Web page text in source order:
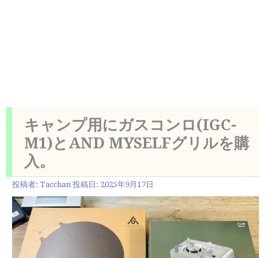
キャンプ用にガスコンロ(IGC-
M1)とAND MYSELFグリルを購
入。
投稿者: Tacchan 投稿日: 2025年9月17日